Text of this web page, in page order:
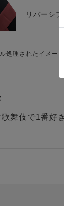
リバーシ
処理されたイメー
舞伎で1番好